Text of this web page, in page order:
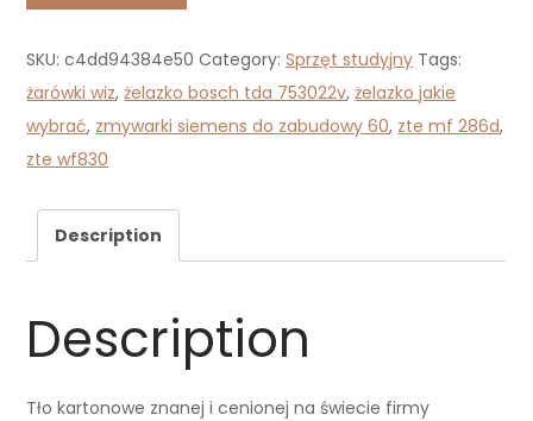
SKU:c4dd94384e50 Category:Sprzęt studyjny Tags:
żarówki wiz,żelazko bosch tda 753022v,żelazko jakie
wybrać, zmywarki siemens do zabudowy 60, zte mf 286d,
zte wf830
Description
Description
Tło kartonowe znanej i cenionej na świecie firmy